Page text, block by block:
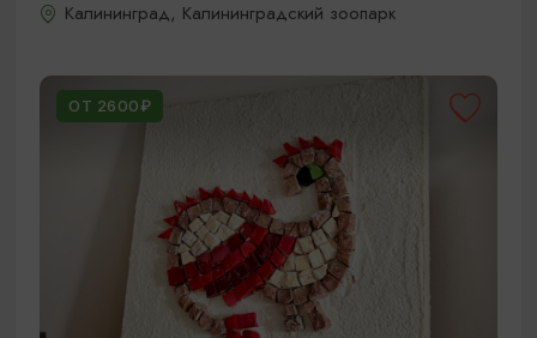
Калининград, Калининградский зоопарк
ОТ 2600₽